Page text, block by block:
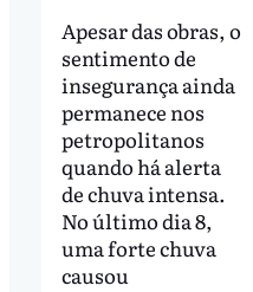
Apesar das obras, o
sentimento de
insegurança ainda
permanece nos
petropolitanos
quando há alerta
de chuva intensa.
No último dia 8,
uma forte chuva
causou